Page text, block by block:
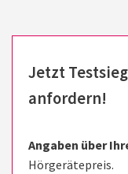
Jetzt
anfordern!
Angaben über
Hörgerätepreis.